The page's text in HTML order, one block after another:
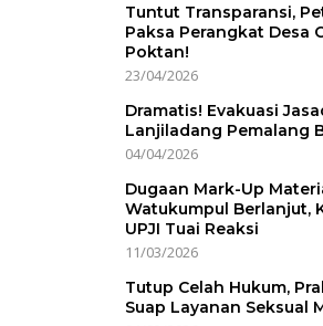
Tuntut Transparansi,
Paksa Perangkat Desa
Poktan!
23/04/2026
Dramatis! Evakuasi
Lanjiladang Pemalang
04/04/2026
Dugaan Mark-Up
Watukumpul Berlanjut,
UPJI Tuai Reaksi
11/03/2026
Tutup Celah Hukum,
Suap Layanan Seksual